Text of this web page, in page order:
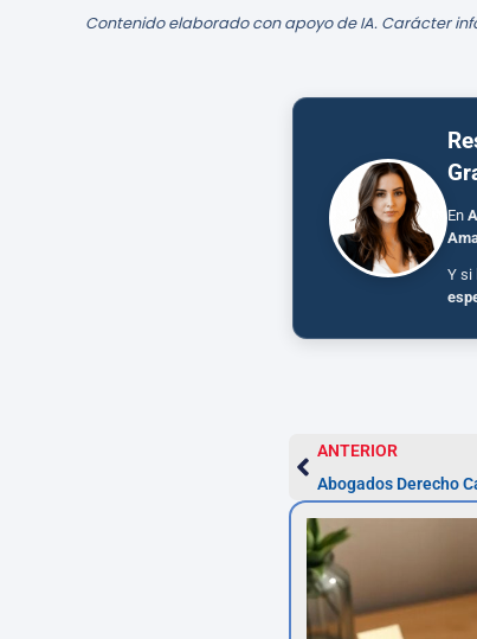
Contenido elaborado con apoyo de IA. Carácter
En
Y si
ANTERIOR